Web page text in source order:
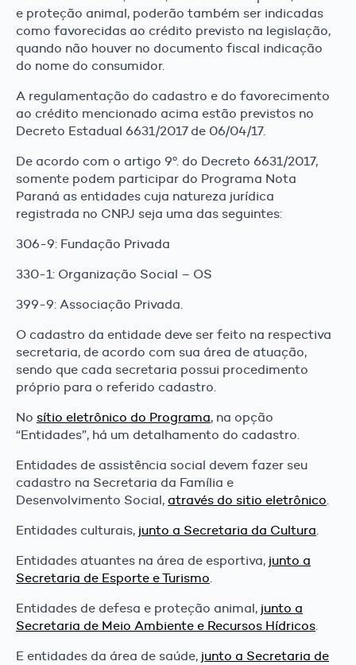
e proteção animal, poderão também ser indicadas
como favorecidas ao crédito previsto na legislação,
quando não houver no documento fiscal indicação
do nome do consumidor.
A regulamentação do cadastro e do favorecimento
ao crédito mencionado acima estão previstos no
Decreto Estadual 6631/2017 de 06/04/17.
De acordo com o artigo 9º. do Decreto 6631/2017,
somente podem participar do Programa Nota
Paraná as entidades cuja natureza jurídica
registrada no CNPJ seja uma das seguintes:
306-9: Fundação Privada
330-1: Organização Social – OS
399-9: Associação Privada.
O cadastro da entidade deve ser feito na respectiva
secretaria, de acordo com sua área de atuação,
sendo que cada secretaria possui procedimento
próprio para o referido cadastro.
No sítio eletrônico do Programa, na opção
“Entidades”, há um detalhamento do cadastro.
Entidades de assistência social devem fazer seu
cadastro na Secretaria da Família e
Desenvolvimento Social, através do sitio eletrônico.
Entidades culturais, junto a Secretaria da Cultura.
Entidades atuantes na área de esportiva, junto a
Secretaria de Esporte e Turismo.
Entidades de defesa e proteção animal, junto a
Secretaria de Meio Ambiente e Recursos Hídricos.
E entidades da área de saúde, junto a Secretaria de